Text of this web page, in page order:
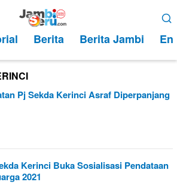
Berita Berita Jambi
Pj Sekda Kerinci Asraf Diperpanjang
Kerinci Buka Sosialisasi Pendataan
2021